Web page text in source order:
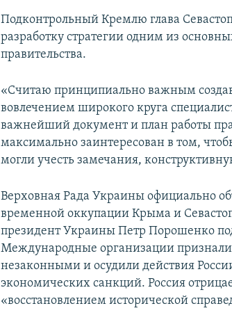
Подконтрольный Кремлю глава
разработку стратегии одним из
правительства.
«Считаю принципиально важным
вовлечением широкого круга
важнейший документ и план работы
максимально заинтересован в том,
могли учесть замечания,
Верховная Рада Украины официально
временной оккупации Крыма и
президент Украины Петр Порошенко
Международные организации
незаконными и осудили действия
экономических санкций. Россия
«восстановлением исторической